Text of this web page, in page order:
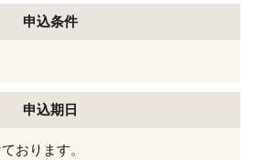
申込条件
申込期日
おります。